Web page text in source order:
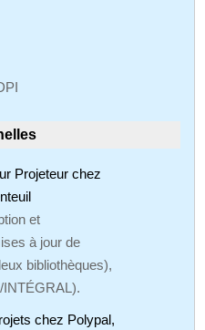
Projeteur chez
et
à jour de
bibliothèques),
chez Polypal,